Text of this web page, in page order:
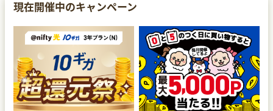
現在開催中のキャンペーン